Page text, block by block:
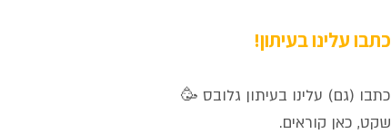
כתבו עלינו בעיתון!
כתבו (גם) עלינו בעיתון גלובס 🥳
שקט, כאן קוראים.